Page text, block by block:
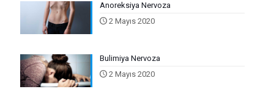
Anoreksiya Nervoza
2 Mayıs 2020
Bulimiya Nervoza
2 Mayıs 2020